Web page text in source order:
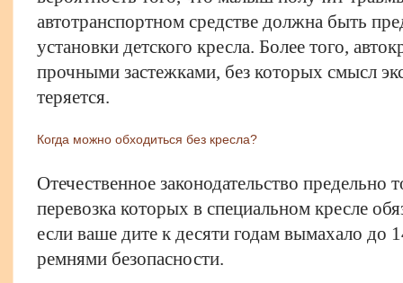
автотранспортном средстве должна быть
установки детского кресла. Более того,
прочными застежками, без которых смысл
теряется.
Когда можно обходиться без кресла?
Отечественное законодательство предельно
перевозка которых в специальном кресле
если ваше дите к десяти годам вымахало до
ремнями безопасности.